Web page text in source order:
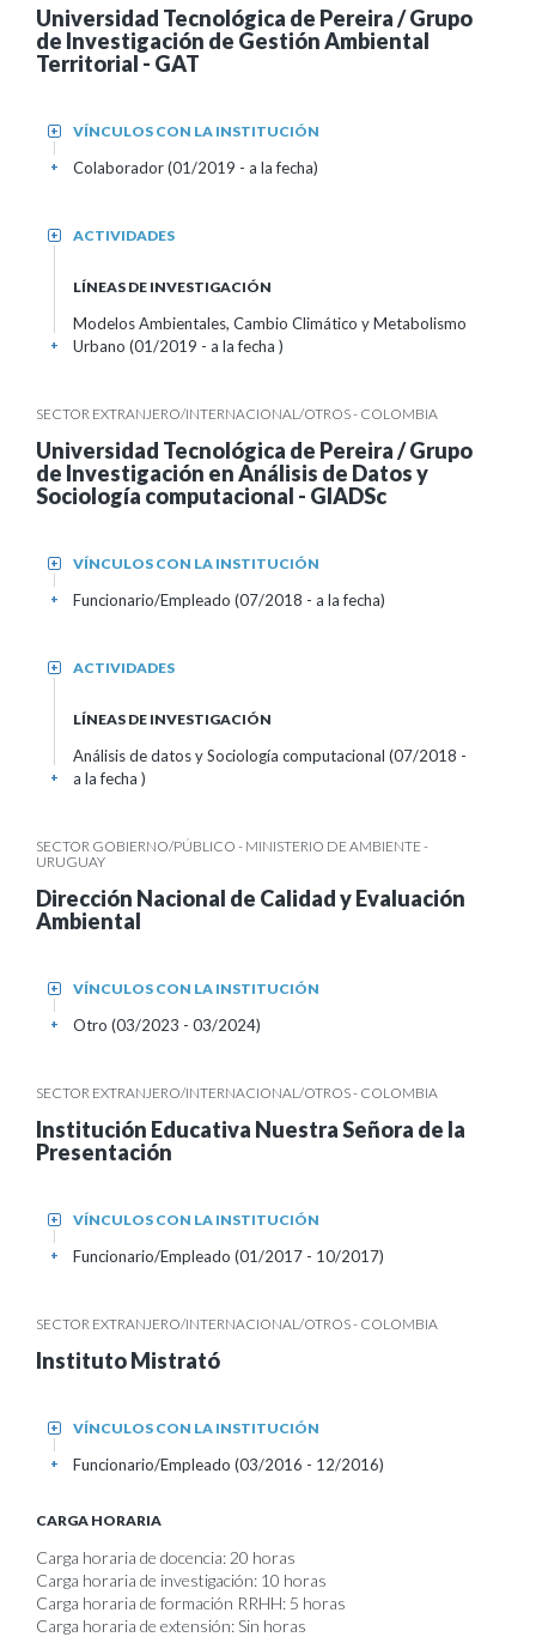
Universidad Tecnológica de Pereira / Grupo
de Investigación de Gestión Ambiental
Territorial - GAT
VÍNCULOS CON LA INSTITUCIÓN
+
Colaborador (01/2019 - a la fecha)
+
ACTIVIDADES
+
LÍNEAS DE INVESTIGACIÓN
Modelos Ambientales, Cambio Climático y Metabolismo
Urbano (01/2019 - a la fecha )
+
SECTOR EXTRANJERO/INTERNACIONAL/OTROS - COLOMBIA
Universidad Tecnológica de Pereira / Grupo
de Investigación en Análisis de Datos y
Sociología computacional - GIADSc
VÍNCULOS CON LA INSTITUCIÓN
+
Funcionario/Empleado (07/2018 - a la fecha)
+
ACTIVIDADES
+
LÍNEAS DE INVESTIGACIÓN
Análisis de datos y Sociología computacional (07/2018 -
a la fecha )
+
SECTOR GOBIERNO/PÚBLICO - MINISTERIO DE AMBIENTE -
URUGUAY
Dirección Nacional de Calidad y Evaluación
Ambiental
VÍNCULOS CON LA INSTITUCIÓN
+
Otro (03/2023 - 03/2024)
+
SECTOR EXTRANJERO/INTERNACIONAL/OTROS - COLOMBIA
Institución Educativa Nuestra Señora de la
Presentación
VÍNCULOS CON LA INSTITUCIÓN
+
Funcionario/Empleado (01/2017 - 10/2017)
+
SECTOR EXTRANJERO/INTERNACIONAL/OTROS - COLOMBIA
Instituto Mistrató
VÍNCULOS CON LA INSTITUCIÓN
+
Funcionario/Empleado (03/2016 - 12/2016)
+
CARGA HORARIA
Carga horaria de docencia: 20 horas
Carga horaria de investigación: 10 horas
Carga horaria de formación RRHH: 5 horas
Carga horaria de extensión: Sin horas